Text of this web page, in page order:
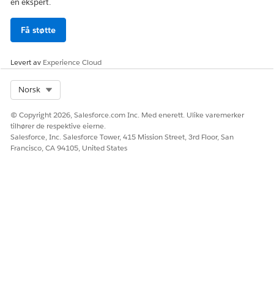
en ekspert.
Få støtte
Levert av Experience Cloud
Norsk
© Copyright 2026, Salesforce.com Inc. Med enerett. Ulike varemerker
tilhører de respektive eierne.
Salesforce, Inc. Salesforce Tower, 415 Mission Street, 3rd Floor, San
Francisco, CA 94105, United States